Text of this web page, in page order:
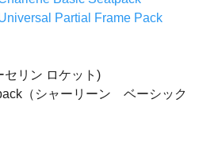
セリン ロケット)
（シャーリーン ベーシック